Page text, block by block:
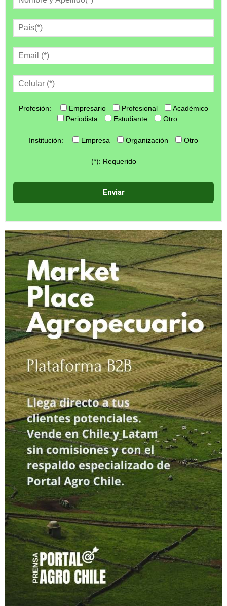
Profesión: Empresario Profesional
Académico
Periodista
Estudiante Otro
Institución: Empresa Organización Otro
(*): Requerido